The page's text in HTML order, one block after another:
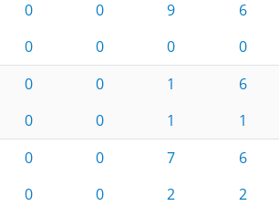
0 0 9
6
0 0 0
0
0 0 1
6
0 0 1
1
0 0 7
6
0 0 2
2